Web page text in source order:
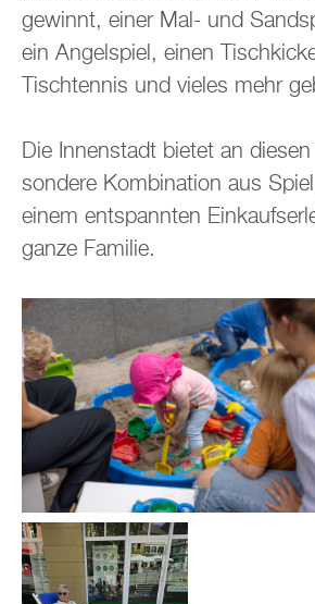
ge­winnt, einer Mal- und
ein An­gel­spiel, einen
Tisch­ten­nis und vie­les mehr
Die In­nen­stadt bie­tet an
son­de­re Kom­bi­na­ti­on aus
einem ent­spann­ten
ganze Fa­mi­lie.